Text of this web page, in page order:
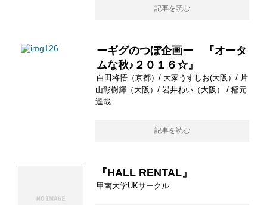
記事を読む
ーギグのつぼ企画ー 『オータ
ムな秋♪２０１６☆』
白田将悟（京都）/ 大家うすしお(大阪）/ 片
山彰樹輝（大阪）/ 岩井わい（大阪） / 稲元
達哉
記事を読む
『HALL RENTAL』
甲南大学UKサークル